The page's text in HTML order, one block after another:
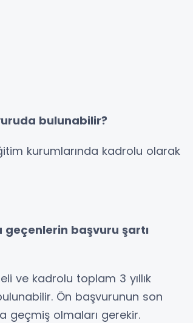
bulunabilir?
kurumlarında kadrolu olarak
başvuru şartı
ve kadrolu toplam 3 yıllık
Ön başvurunun son
geçmiş olmaları gerekir.